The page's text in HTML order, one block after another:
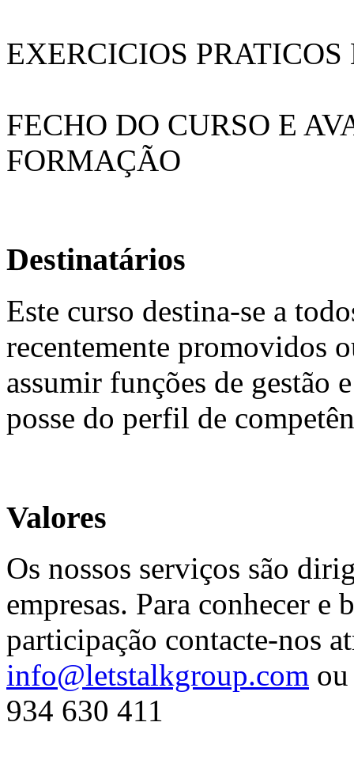
EXERCICIOS
FECHO DO CURSO E
FORMAÇÃO
Destinatários
Este curso destina-se a
recentemente promovidos
assumir funções de gestão
posse do perfil de
Valores
Os nossos serviços são
empresas. Para conhecer e
participação contacte-nos
info@letstalkgroup.com
934 630 411